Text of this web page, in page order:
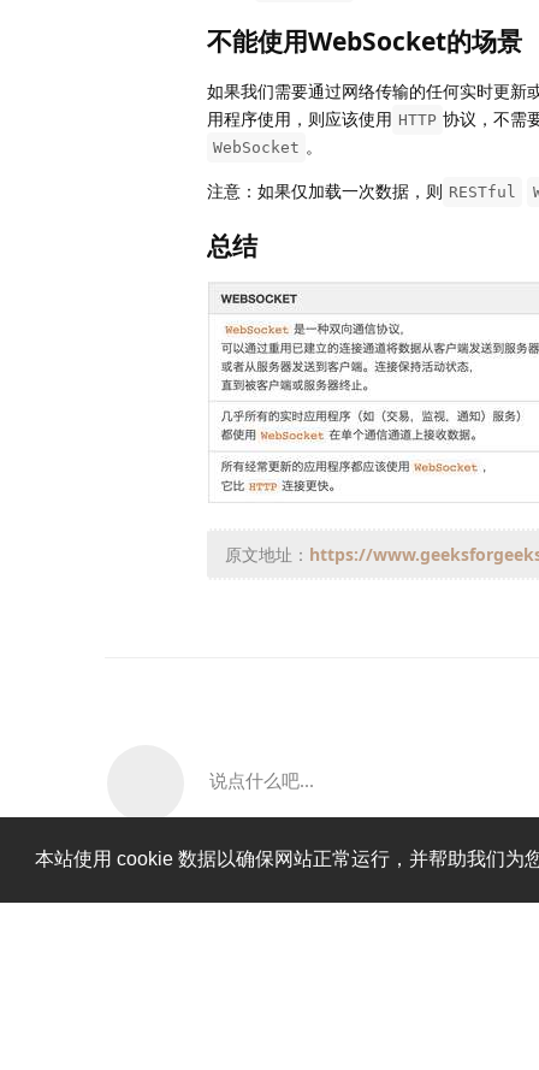
本站使用 cookie 数据以确保网站正常运行，并帮助我们为
不能使用WebSocket的场景
如果我们需要通过网络传输的任何实时更新
用程序使用，则应该使用 HTTP 协议，不需
WebSocket 。
注意：如果仅加载一次数据，则 RESTful
总结
原文地址： https://
说点什么吧...